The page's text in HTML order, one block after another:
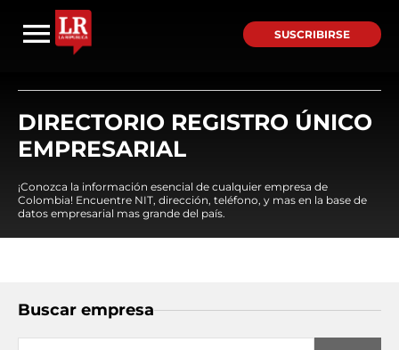
SUSCRIBIRSE
DIRECTORIO REGISTRO ÚNICO
EMPRESARIAL
¡Conozca la información esencial de cualquier empresa de
Colombia! Encuentre NIT, dirección, teléfono, y mas en la base de
datos empresarial mas grande del país.
Buscar empresa